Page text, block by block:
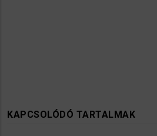
KAPCSOLÓDÓ TARTALMAK